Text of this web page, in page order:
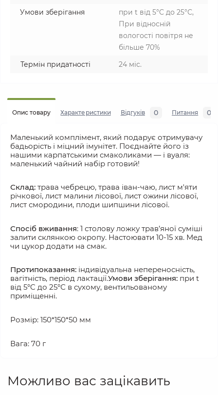
Умови зберігання
при t від 5°C до 25°С,
При відносній
вологості повітря не
більше 70%
Термін придатності
24 міс.
Опис товару Характеристики Відгуків 0 Питання 0
Маленький комплімент, який подарує отримувачу
бадьорість і міцний імунітет. Поєднайте його із
нашими карпатськими смаколиками — і вуаля:
маленький чайний набір готовий!
Склад: трава чебрецю, трава іван-чаю, лист м'яти
річкової, лист малини лісової, лист ожини лісової,
лист смородини, плоди шипшини лісової.
Спосіб вживання: 1 столову ложку трав’яної суміші
залити склянкою окропу. Настоювати 10-15 хв. Мед
чи цукор додати на смак.
Протипоказання: індивідуальна непереносність,
вагітність, період лактації.Умови зберігання: при t
від 5°C до 25°С в сухому, вентильованому
приміщенні.
Розмір: 150*150*50 мм
Вага: 70 г
Можливо вас зацікавить